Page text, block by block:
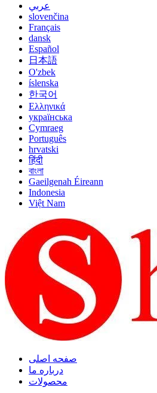
عربي
slovenčina
Français
dansk
Español
日本語
O'zbek
íslenska
한국어
Ελληνικά
українська
Cymraeg
Português
hrvatski
हिंदी
বাংলা
Gaeilgenah Éireann
Indonesia
Việt Nam
صفحه اصلی
درباره ما
محصولات